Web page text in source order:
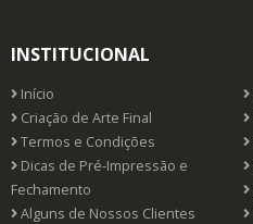
INSTITUCIONAL
Início
Criação de Arte Final
Termos e Condições
Dicas de Pré-Impressão e
Fechamento
Alguns de Nossos Clientes